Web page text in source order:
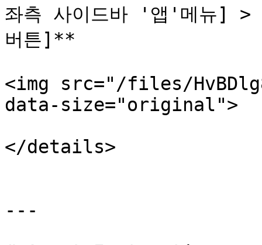
좌측 사이드바 '앱'메뉴]
버튼]**
<img src="/files/
data-size="original">
</details>
---